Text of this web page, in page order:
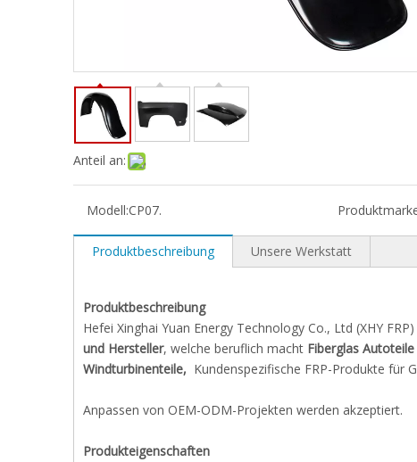
Anteil an:
Modell:CP07.
Produktbeschreibung Unsere Werkstatt
Produktbeschreibung
Hefei Xinghai Yuan Energy Technology Co., Ltd (XHY
und Hersteller, welche beruflich macht Fiberglas
Windturbinenteile, Kundenspezifische FRP-Produkte für
Anpassen von OEM-ODM-Projekten werden akzeptiert.
Produkteigenschaften